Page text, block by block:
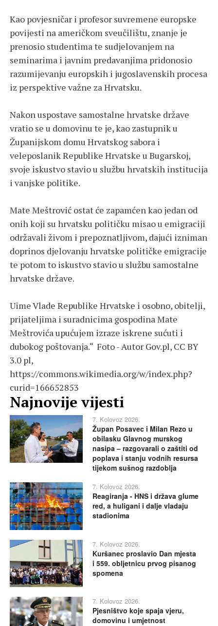
Kao povjesničar i profesor suvremene europske
povijesti na američkom sveučilištu, znanje je
prenosio studentima te sudjelovanjem na
seminarima i javnim predavanjima pridonosio
razumijevanju europskih i jugoslavenskih procesa
iz perspektive važne za Hrvatsku.
Nakon uspostave samostalne hrvatske države
vratio se u domovinu te je, kao zastupnik u
Županijskom domu Hrvatskog sabora i
veleposlanik Republike Hrvatske u Bugarskoj,
svoje iskustvo stavio u službu hrvatskih institucija
i vanjske politike.
Mate Meštrović ostat će zapamćen kao jedan od
onih koji su hrvatsku političku misao u emigraciji
održavali živom i prepoznatljivom, dajući izniman
doprinos djelovanju hrvatske političke emigracije
te potom to iskustvo stavio u službu samostalne
hrvatske države.
Uime Vlade Republike Hrvatske i osobno, obitelji,
prijateljima i suradnicima gospodina Mate
Meštrovića upućujem izraze iskrene sućuti i
dubokog poštovanja.“ Foto - Autor Gov.pl, CC BY
3.0 pl,
https://commons.wikimedia.org/w/index.php?
curid=166652853
Najnovije vijesti
7. Kolovoz 2026.
Župan Posavec i Milan Rezo u
obilasku Glavnog murskog
nasipa – razgovarali o zaštiti od
poplava i stanju vodnih resursa
tijekom sušnog razdoblja
7. Kolovoz 2026.
Reagiranja - HNS i država glume
red, a huligani i dalje vladaju
stadionima
7. Kolovoz 2026.
Kuršanec proslavio Dan mjesta
i 559. obljetnicu prvog pisanog
spomena
7. Kolovoz 2026.
Pjesništvo koje spaja vjeru,
domovinu i umjetnost